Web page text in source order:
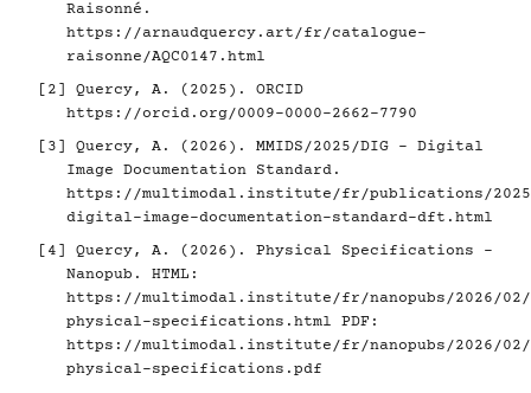
Raisonné.
https://arnaudquercy.art/fr/catalogue-
raisonne/AQC0147.html
[2]
Quercy, A. (2025). ORCID
https://orcid.org/0009-0000-2662-7790
[3]
Quercy, A. (2026). MMIDS/2025/DIG - Digital
Image Documentation Standard.
https://multimodal.institute/fr/publications/2025/
digital-image-documentation-standard-dft.html
[4]
Quercy, A. (2026). Physical Specifications -
Nanopub. HTML:
https://multimodal.institute/fr/nanopubs/2026/02/
physical-specifications.html PDF:
https://multimodal.institute/fr/nanopubs/2026/02/
physical-specifications.pdf